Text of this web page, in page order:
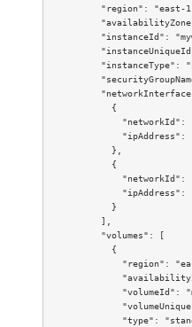
"region": "east-
"instanceId":
"instanceType":
            {
"networkId":
"ipAddress":
            },
            {
"networkId":
"ipAddress":
            }
          ],
          "volumes": [
            {
"region":
"volumeId":
"type":